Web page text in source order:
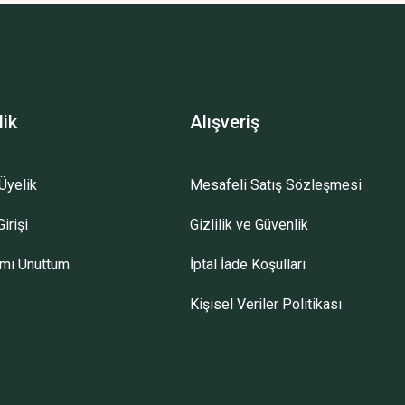
Unuttum
Alışveriş
Mesafeli Satış Sözleşmesi
Gizlilik ve Güvenlik
İptal İade Koşullari
Kişisel Veriler Politikası